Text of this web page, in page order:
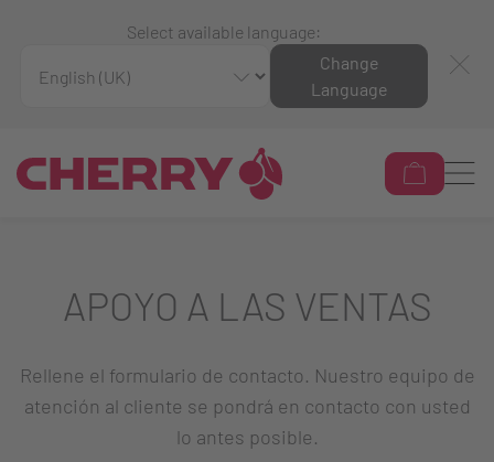
Select available language:
Change
Language
APOYO A LAS VENTAS
Rellene el formulario de contacto. Nuestro equipo de
atención al cliente se pondrá en contacto con usted
lo antes posible.